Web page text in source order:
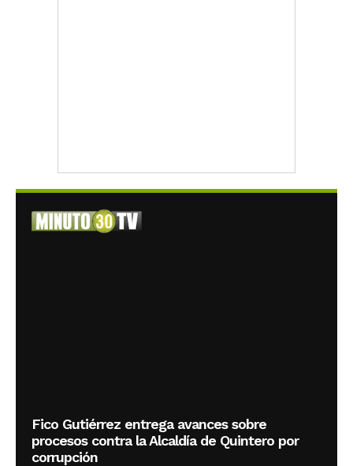
Fico Gutiérrez entrega avances sobre
procesos contra la Alcaldía de Quintero por
corrupción